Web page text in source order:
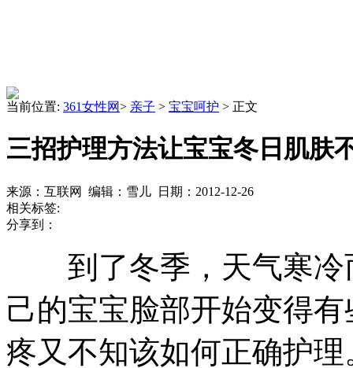
当前位置: 361女性网> 亲子 > 宝宝呵护 > 正文
三招护理方法让宝宝冬日肌肤
来源：互联网 编辑：雪儿 日期：2012-12-26
相关标签:
分享到：
到了冬季，天气寒冷
己的宝宝脸部开始变得
疼又不知该如何正确护